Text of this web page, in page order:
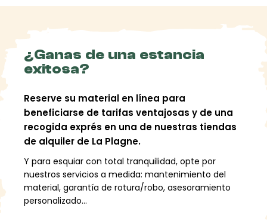
montagne, sans se compliquer la vie !
Réserve dès maintenant ta location de ski ou
snowboard à La Plagne sur Freeride.fr et profite
pleinement du domaine Paradiski !
¿Ganas de una estancia
exitosa?
Reserve su material en línea para
beneficiarse de tarifas ventajosas y de una
recogida exprés en una de nuestras tiendas
de alquiler de La Plagne.
Y para esquiar con total tranquilidad, opte por
nuestros servicios a medida: mantenimiento del
material, garantía de rotura/robo, asesoramiento
personalizado...